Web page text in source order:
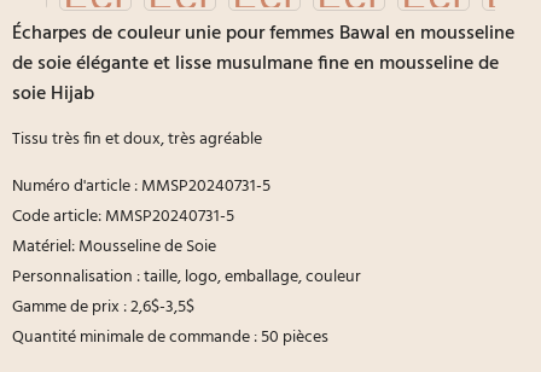
Écharpes de couleur unie pour femmes Bawal en mousseline
de soie élégante et lisse musulmane fine en mousseline de
soie Hijab
Tissu très fin et doux, très agréable
Numéro d'article : MMSP20240731-5
Code article: MMSP20240731-5
Matériel: Mousseline de Soie
Personnalisation : taille, logo, emballage, couleur
Gamme de prix : 2,6$-3,5$
Quantité minimale de commande : 50 pièces